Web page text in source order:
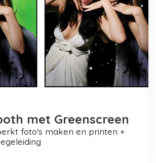
met Greenscreen